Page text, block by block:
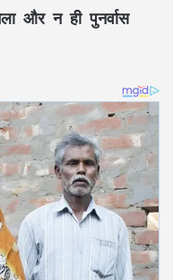
और न ही पुनर्वास